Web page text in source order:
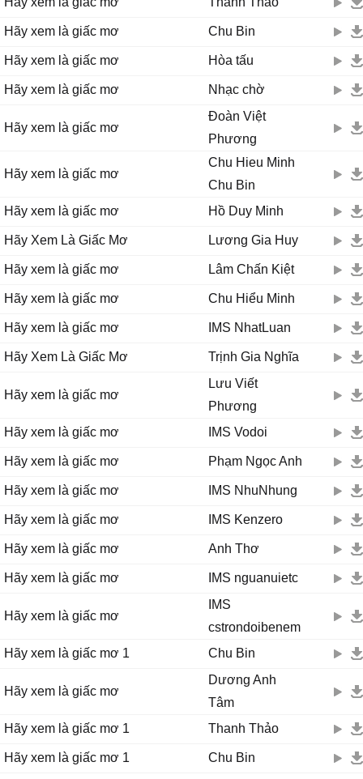
và hãy quên anh đi người ơi
hãy xem như là một giấc mơ
thời gian cho đôi ta đã hết
người hãy đi đi lưu luyến chi
Hãy xem là giấc mơ Chu Bin
Hãy xem là giấc mơ Hòa tấu
Hãy xem là giấc mơ Nhạc chờ
Hãy xem là giấc mơ
Đoàn Việt
Phương
Hãy xem là giấc mơ
Chu Hieu Minh
Chu Bin
Hãy xem là giấc mơ
Hồ Duy Minh
Hãy Xem Là Giấc Mơ Lương Gia Huy
Hãy xem là giấc mơ Lâm Chấn Kiệt
Hãy xem là giấc mơ Chu Hiểu Minh
Hãy xem là giấc mơ IMS NhatLuan
Hãy Xem Là Giấc Mơ Trịnh Gia Nghĩa
Hãy xem là giấc mơ
Lưu Viết
Phương
Hãy xem là giấc mơ
IMS Vodoi
Hãy xem là giấc mơ Phạm Ngọc Anh
Hãy xem là giấc mơ IMS NhuNhung
Hãy xem là giấc mơ IMS Kenzero
Hãy xem là giấc mơ Anh Thơ
Hãy xem là giấc mơ IMS nguanuietc
Hãy xem là giấc mơ
IMS
cstrondoibenem
Hãy xem là giấc mơ 1
Chu Bin
Hãy xem là giấc mơ
Dương Anh
Tâm
Hãy xem là giấc mơ 1
Thanh Thảo
Hãy xem là giấc mơ 1 Chu Bin